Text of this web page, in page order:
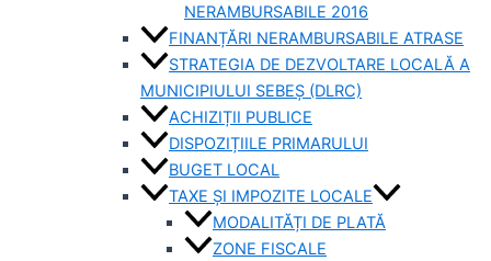
NERAMBURSABILE 2016
FINANȚĂRI NERAMBURSABILE ATRASE
STRATEGIA DE DEZVOLTARE LOCALĂ A
MUNICIPIULUI SEBEȘ (DLRC)
ACHIZIȚII PUBLICE
DISPOZIȚIILE PRIMARULUI
BUGET LOCAL
TAXE ȘI IMPOZITE LOCALE
MODALITĂȚI DE PLATĂ
ZONE FISCALE